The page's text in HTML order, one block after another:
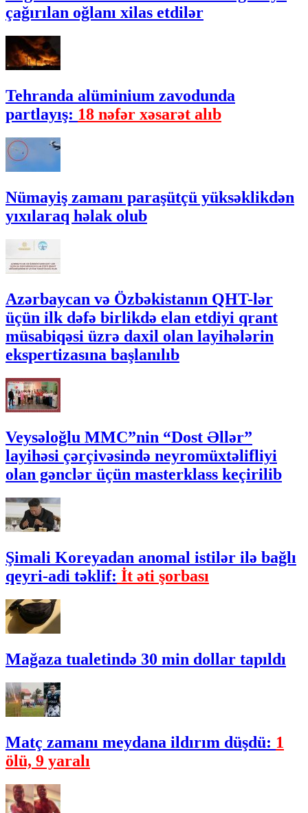
çağırılan oğlanı xilas etdilər
Tehranda alüminium zavodunda
partlayış: 18 nəfər xəsarət alıb
Nümayiş zamanı paraşütçü yüksəklikdən
yıxılaraq həlak olub
Azərbaycan və Özbəkistanın QHT-lər
üçün ilk dəfə birlikdə elan etdiyi qrant
müsabiqəsi üzrə daxil olan layihələrin
ekspertizasına başlanılıb
Veysəloğlu MMC”nin “Dost Əllər”
layihəsi çərçivəsində neyromüxtəlifliyi
olan gənclər üçün masterklass keçirilib
Şimali Koreyadan anomal istilər ilə bağlı
qeyri-adi təklif: İt əti şorbası
Mağaza tualetində 30 min dollar tapıldı
Matç zamanı meydana ildırım düşdü: 1
ölü, 9 yaralı